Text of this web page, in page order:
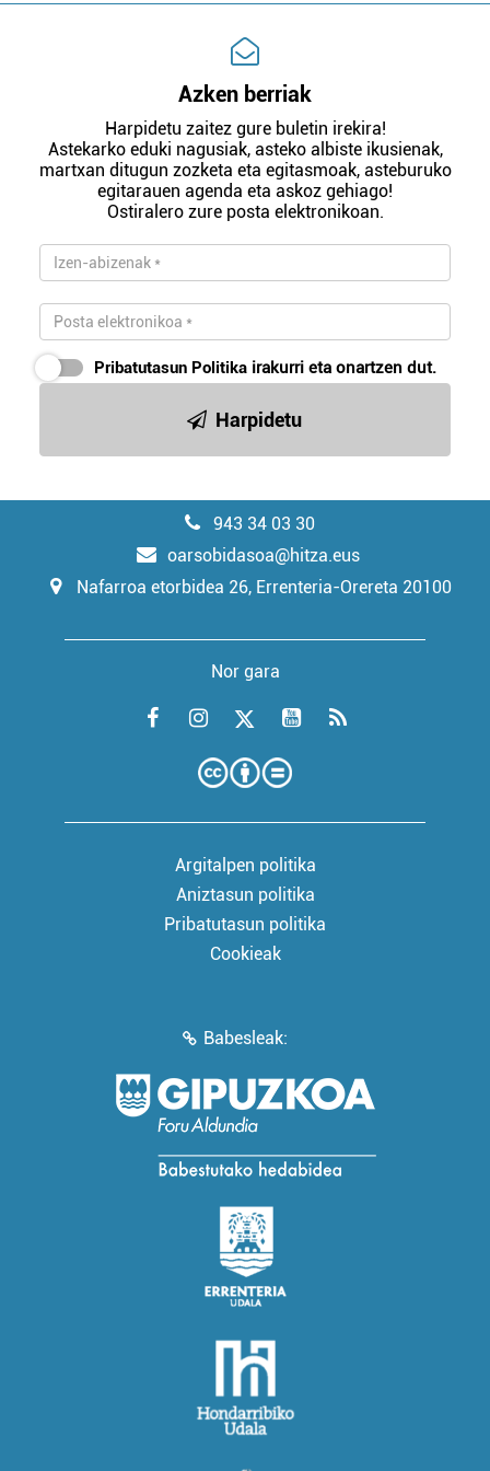
Azken berriak
Harpidetu zaitez gure buletin irekira!
Astekarko eduki nagusiak, asteko albiste ikusienak,
martxan ditugun zozketa eta egitasmoak, asteburuko
egitarauen agenda eta askoz gehiago!
Ostiralero zure posta elektronikoan.
Pribatutasun Politika irakurri eta onartzen dut.
Harpidetu
943 34 03 30
oarsobidasoa@hitza.eus
Nafarroa etorbidea 26, Errenteria-Orereta 20100
Nor gara
Argitalpen politika
Aniztasun politika
Pribatutasun politika
Cookieak
Babesleak: